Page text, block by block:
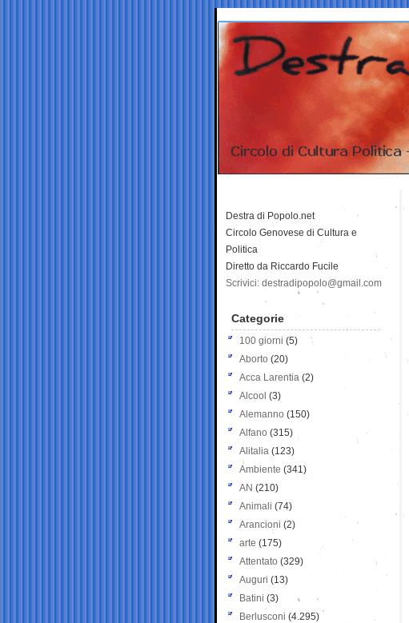
Destra di Popolo.net
Circolo Genovese di Cultura e
Politica
Diretto da Riccardo Fucile
Scrivici: destradipopolo@gmail.com
Categorie
100 giorni (5)
Aborto (20)
Acca Larentia (2)
Alcool (3)
Alemanno (150)
Alfano (315)
Alitalia (123)
Ambiente (341)
AN (210)
Animali (74)
Arancioni (2)
arte (175)
Attentato (329)
Auguri (13)
Batini (3)
Berlusconi (4.295)